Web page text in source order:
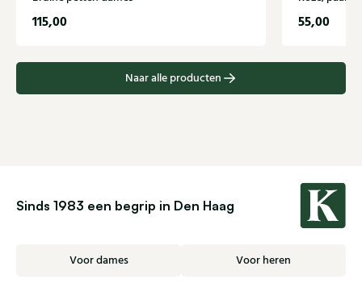
115,00 55,00
Naar alle producten
Sinds 1983 een begrip in Den Haag
Voor dames Voor heren